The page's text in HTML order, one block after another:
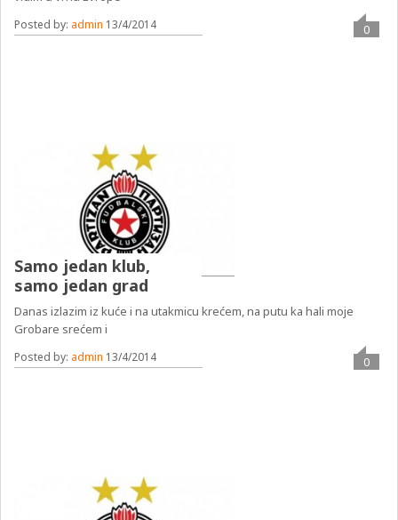
Posted by: admin 13/4/2014 0
Samo jedan klub,
samo jedan grad
Danas izlazim iz kuće i na utakmicu krećem, na putu ka hali moje
Grobare srećem i
Posted by: admin 13/4/2014 0